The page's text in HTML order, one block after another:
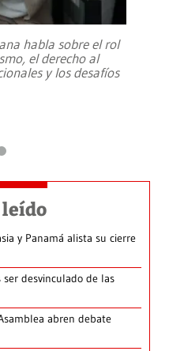
habla sobre el rol
el derecho al
y los desafíos
leído
y Panamá alista su cierre
desvinculado de las
abren debate